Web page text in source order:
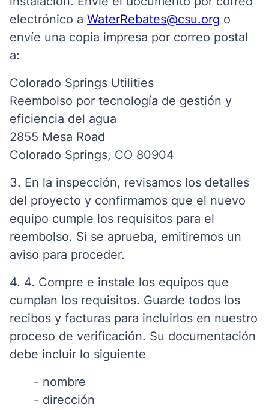
electrónico a WaterRebates@csu.org o
envíe una copia impresa por correo postal
a:
Colorado Springs Utilities
Reembolso por tecnología de gestión y
eficiencia del agua
2855 Mesa Road
Colorado Springs, CO 80904
3. En la inspección, revisamos los detalles
del proyecto y confirmamos que el nuevo
equipo cumple los requisitos para el
reembolso. Si se aprueba, emitiremos un
aviso para proceder.
4. 4. Compre e instale los equipos que
cumplan los requisitos. Guarde todos los
recibos y facturas para incluirlos en nuestro
proceso de verificación. Su documentación
debe incluir lo siguiente
- nombre
- dirección